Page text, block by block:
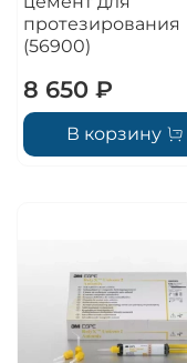
протезирования
(56900)
8 650 ₽
В корзину